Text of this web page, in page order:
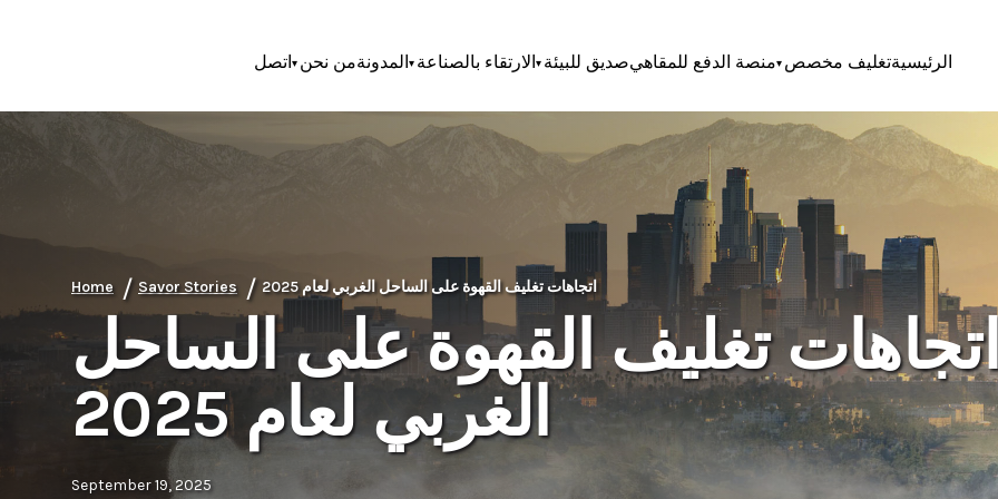
الرئيسيةتغليف مخصص منصة الدفع للمقاهيصديق للبيئة الارتقاء بالصناعة المدونةمن نحن اتصل
Home / Savor Stories /
تغليف القهوة على الساحل
الغربي لعام 2025
September 19, 2025